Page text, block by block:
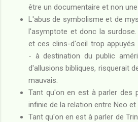
être un documentaire et non
L'abus de symbolisme et de
l'asymptote et donc la surdose.
et ces clins-d'oeil trop appuyés
- à destination du public
d'allusions bibliques, risquerait
mauvais.
Tant qu'on en est à parler des
infinie de la relation entre Neo et
Tant qu'on en est à parler de